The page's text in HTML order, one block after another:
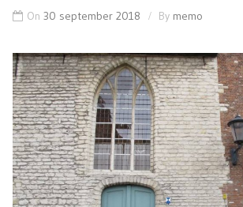
On 30 september 2018 By memo